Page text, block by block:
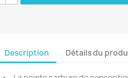
Description Détails du